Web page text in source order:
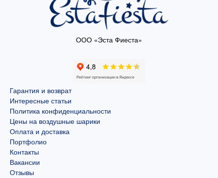
ООО «Эста Фиеста»
Гарантия и возврат
Интересные статьи
Политика конфиденциальности
Цены на воздушные шарики
Оплата и доставка
Портфолио
Контакты
Вакансии
Отзывы